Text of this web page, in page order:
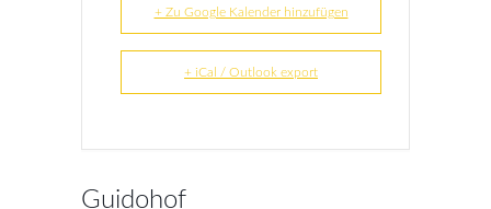
+ Zu Google Kalender hinzufügen
+ iCal / Outlook export
Guidohof